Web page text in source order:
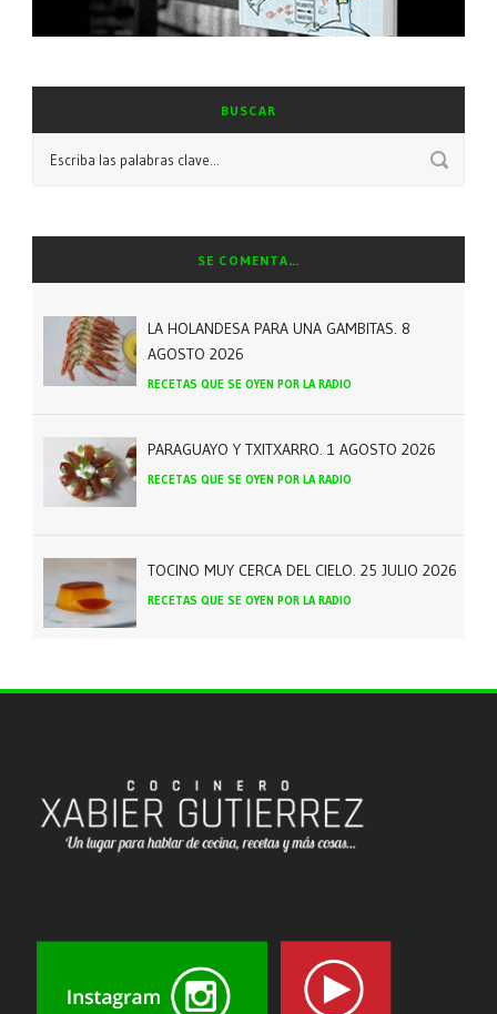
BUSCAR
SE COMENTA…
LA HOLANDESA PARA UNA GAMBITAS. 8
AGOSTO 2026
RECETAS QUE SE OYEN POR LA RADIO
PARAGUAYO Y TXITXARRO. 1 AGOSTO 2026
RECETAS QUE SE OYEN POR LA RADIO
TOCINO MUY CERCA DEL CIELO. 25 JULIO 2026
RECETAS QUE SE OYEN POR LA RADIO